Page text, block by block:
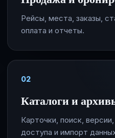
Рейсы, места, заказы,
оплата и отчеты.
02
Каталоги и
Карточки, поиск,
доступа и импорт